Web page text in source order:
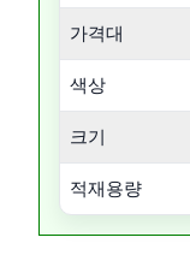
가격대
색상
크기
적재용량